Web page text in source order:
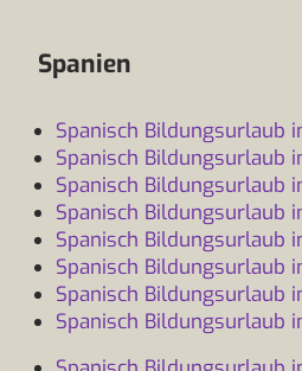
Spanien
Spanisch Bildungsurlaub
Spanisch Bildungsurlaub
Spanisch Bildungsurlaub
Spanisch Bildungsurlaub
Spanisch Bildungsurlaub
Spanisch Bildungsurlaub
Spanisch Bildungsurlaub
Spanisch Bildungsurlaub